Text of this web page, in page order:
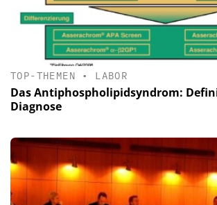
TOP-THEMEN • LABOR
Das Antiphospholipidsyndrom:
Diagnose